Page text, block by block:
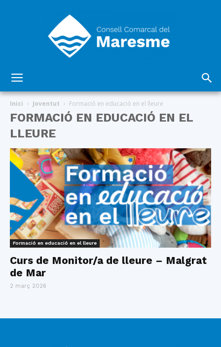
del
Maresme
Inici Joventut Formació en educació en el lleure
FORMACIÓ EN EDUCACIÓ EN EL
LLEURE
Formació en educació en el lleure
Curs de Monitor/a de lleure – Malgrat
de Mar
2 març 2026